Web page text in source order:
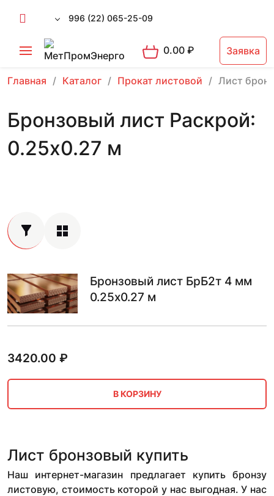
996 (22) 065-25-09
0.00₽ Заявка
Главная Каталог Прокат листовой Лист
Бронзовый лист Раскрой:
0.25х0.27 м
Бронзовый лист БрБ2т 4 мм
0.25х0.27 м
3420.00 ₽
В КОРЗИНУ
Лист бронзовый купить
Наш интернет-магазин предлагает купить бронзу
листовую, стоимость которой у нас выгодная. У нас